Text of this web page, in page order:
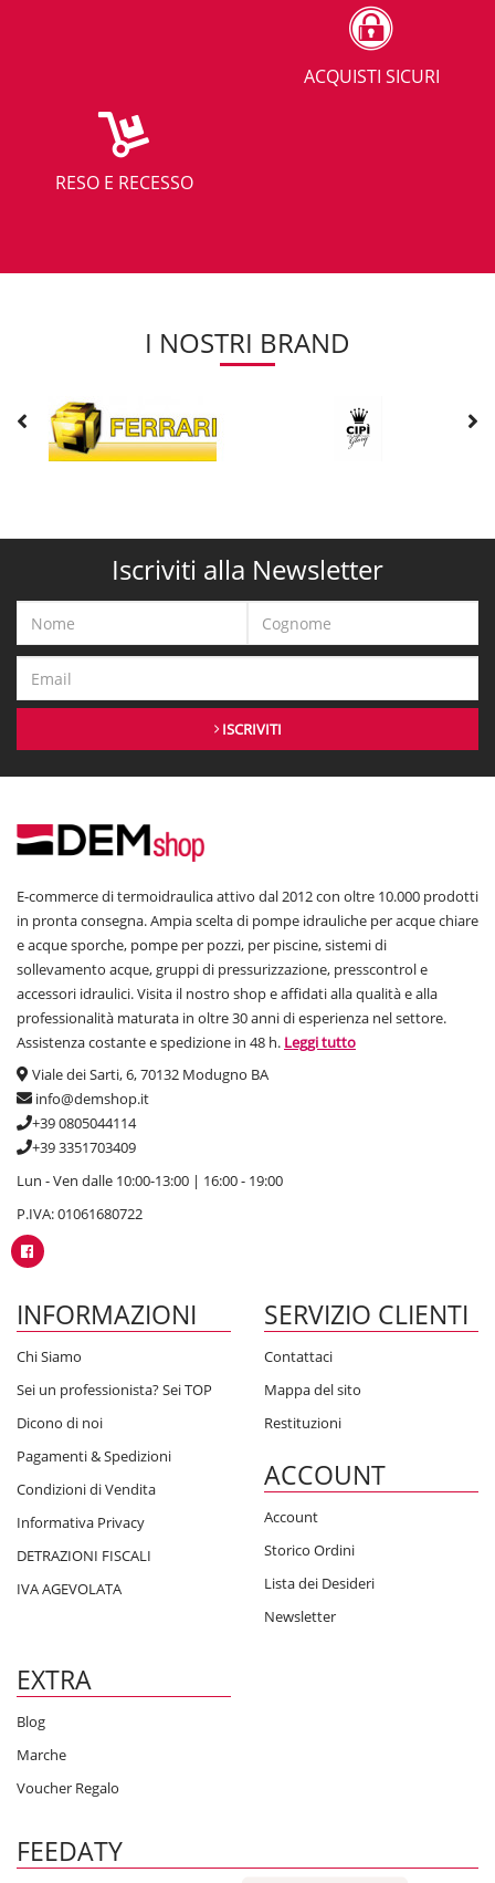
ACQUISTI SICURI
RESO E RECESSO
I NOSTRI BRAND
Iscriviti alla Newsletter
ISCRIVITI
E-commerce di termoidraulica attivo dal 2012 con oltre 10.000 prodotti
in pronta consegna. Ampia scelta di pompe idrauliche per acque chiare
e acque sporche, pompe per pozzi, per piscine, sistemi di
sollevamento acque, gruppi di pressurizzazione, presscontrol e
accessori idraulici. Visita il nostro shop e affidati alla qualità e alla
professionalità maturata in oltre 30 anni di esperienza nel settore.
Assistenza costante e spedizione in 48 h. Leggi tutto
Viale dei Sarti, 6, 70132 Modugno BA
info@demshop.it
+39 0805044114
+39 3351703409
Lun - Ven dalle 10:00-13:00 | 16:00 - 19:00
P.IVA: 01061680722
INFORMAZIONI
Chi Siamo
Sei un professionista? Sei TOP
Dicono di noi
Pagamenti & Spedizioni
Condizioni di Vendita
Informativa Privacy
DETRAZIONI FISCALI
IVA AGEVOLATA
SERVIZIO CLIENTI
Contattaci
Mappa del sito
Restituzioni
ACCOUNT
Account
Storico Ordini
Lista dei Desideri
Newsletter
EXTRA
Blog
Marche
Voucher Regalo
FEEDATY